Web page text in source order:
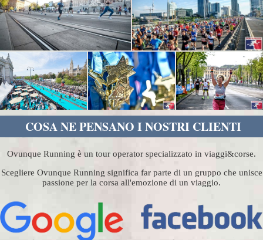
COSA NE PENSANO I NOSTRI CLIENTI
Ovunque Running è un tour operator specializzato in viaggi&corse.
Scegliere Ovunque Running significa far parte di un gruppo che unisce
passione per la corsa all'emozione di un viaggio.